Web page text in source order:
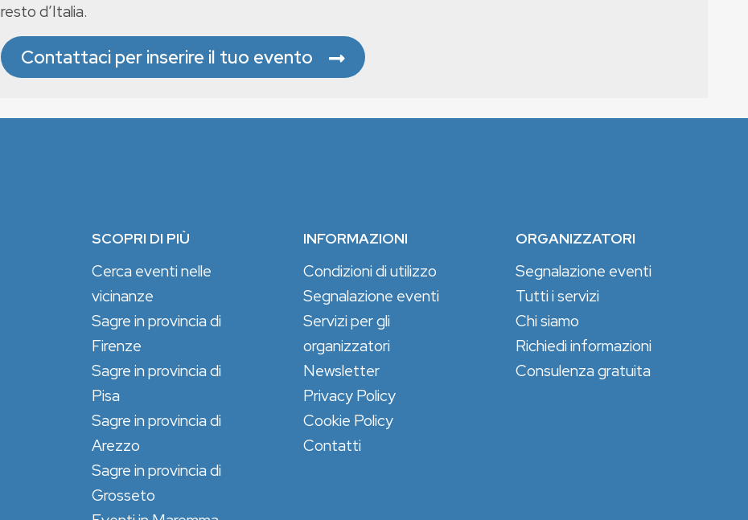
resto d’Italia.
Contattaci per inserire il tuo evento
SCOPRI DI PIÙ
Cerca eventi nelle
vicinanze
Sagre in provincia di
Firenze
Sagre in provincia di
Pisa
Sagre in provincia di
Arezzo
Sagre in provincia di
Grosseto
INFORMAZIONI
Condizioni di utilizzo
Segnalazione eventi
Servizi per gli
organizzatori
Newsletter
Privacy Policy
Cookie Policy
Contatti
ORGANIZZATORI
Segnalazione eventi
Tutti i servizi
Chi siamo
Richiedi informazioni
Consulenza gratuita